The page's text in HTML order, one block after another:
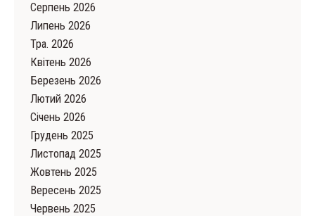
Серпень 2026
Липень 2026
Тра. 2026
Квітень 2026
Березень 2026
Лютий 2026
Cічень 2026
Грудень 2025
Листопад 2025
Жовтень 2025
Вересень 2025
Червень 2025